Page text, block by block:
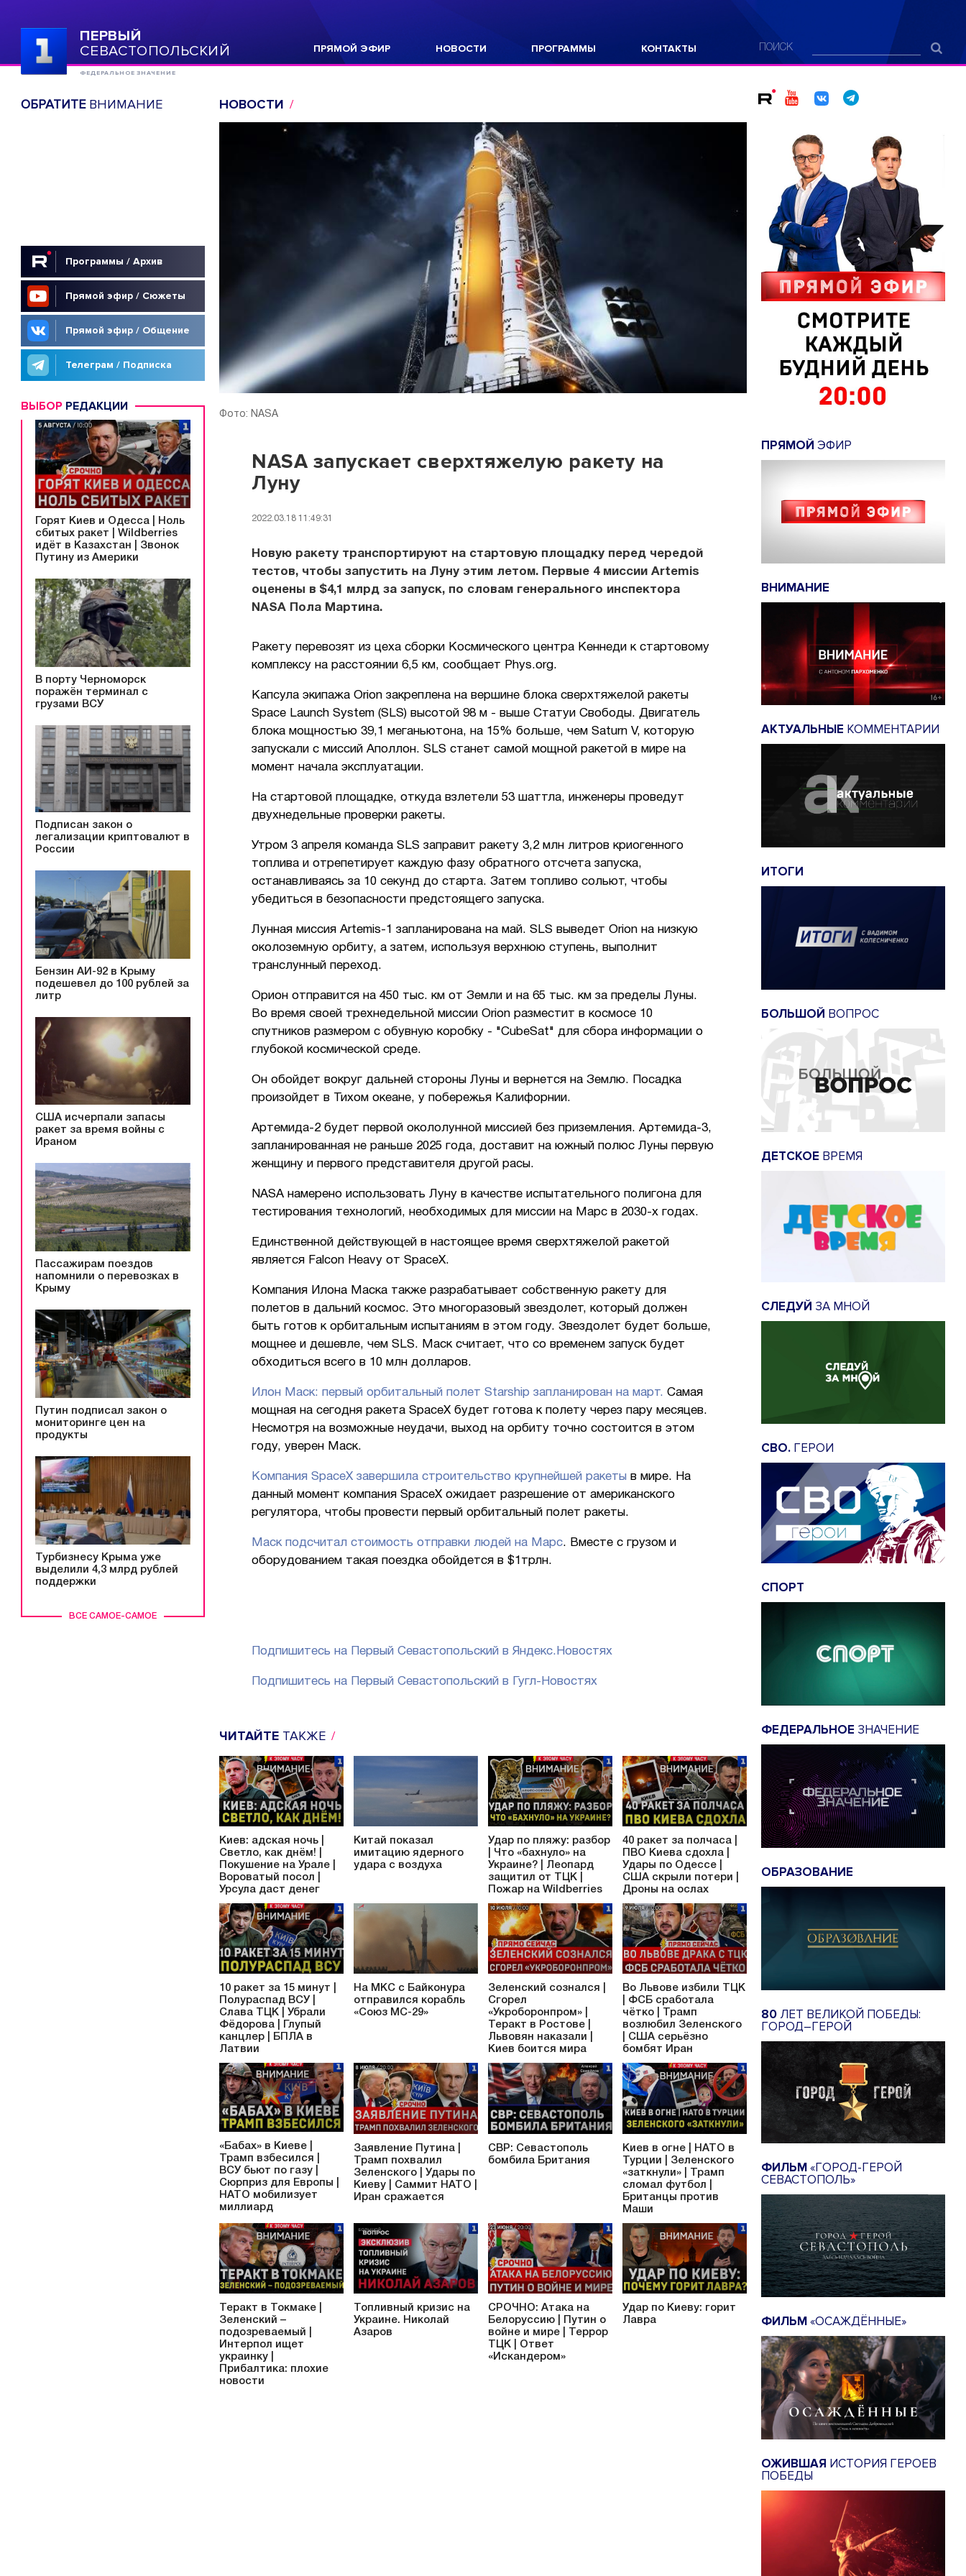
ПЕРВЫЙ
СЕВАСТОПОЛЬСКИЙ
ФЕДЕРАЛЬНОЕ ЗНАЧЕНИЕ
ПРЯМОЙ ЭФИР НОВОСТИ ПРОГРАММЫ КОНТАКТЫ ПОИСК
ОБРАТИТЕВНИМАНИЕ
Программы / Архив
Прямой эфир / Сюжеты
Прямой эфир / Общение
Телеграм / Подписка
ВЫБОР РЕДАКЦИИ
ВСЕ САМОЕ-САМОЕ
Горят Киев и Одесса | Ноль
сбитых ракет | Wildberries
идёт в Казахстан | Звонок
Путину из Америки
В порту Черноморск
поражён терминал с
грузами ВСУ
Подписан закон о
легализации криптовалют в
России
Бензин АИ-92 в Крыму
подешевел до 100 рублей за
литр
США исчерпали запасы
ракет за время войны с
Ираном
Пассажирам поездов
напомнили о перевозках в
Крыму
Путин подписал закон о
мониторинге цен на
продукты
Турбизнесу Крыма уже
выделили 4,3 млрд рублей
поддержки
НОВОСТИ
Фото: NASA
NASA запускает сверхтяжелую ракету на
Луну
2022.03.18 11:49:31
Новую ракету транспортируют на стартовую площадку перед чередой
тестов, чтобы запустить на Луну этим летом. Первые 4 миссии Artemis
оценены в $4,1 млрд за запуск, по словам генерального инспектора
NASA Пола Мартина.
Ракету перевозят из цеха сборки Космического центра Кеннеди к стартовому
комплексу на расстоянии 6,5 км, сообщает Phys.org.
Капсула экипажа Orion закреплена на вершине блока сверхтяжелой ракеты
Space Launch System (SLS) высотой 98 м - выше Статуи Свободы. Двигатель
блока мощностью 39,1 меганьютона, на 15% больше, чем Saturn V, которую
запускали с миссий Аполлон. SLS станет самой мощной ракетой в мире на
момент начала эксплуатации.
На стартовой площадке, откуда взлетели 53 шаттла, инженеры проведут
двухнедельные проверки ракеты.
Утром 3 апреля команда SLS заправит ракету 3,2 млн литров криогенного
топлива и отрепетирует каждую фазу обратного отсчета запуска,
останавливаясь за 10 секунд до старта. Затем топливо сольют, чтобы
убедиться в безопасности предстоящего запуска.
Лунная миссия Artemis-1 запланирована на май. SLS выведет Orion на низкую
околоземную орбиту, а затем, используя верхнюю ступень, выполнит
транслунный переход.
Орион отправится на 450 тыс. км от Земли и на 65 тыс. км за пределы Луны.
Во время своей трехнедельной миссии Orion разместит в космосе 10
спутников размером с обувную коробку - "CubeSat" для сбора информации о
глубокой космической среде.
Он обойдет вокруг дальней стороны Луны и вернется на Землю. Посадка
произойдет в Тихом океане, у побережья Калифорнии.
Артемида-2 будет первой окололунной миссией без приземления. Артемида-3,
запланированная не раньше 2025 года, доставит на южный полюс Луны первую
женщину и первого представителя другой расы.
NASA намерено использовать Луну в качестве испытательного полигона для
тестирования технологий, необходимых для миссии на Марс в 2030-х годах.
Единственной действующей в настоящее время сверхтяжелой ракетой
является Falcon Heavy от SpaceX.
Компания Илона Маска также разрабатывает собственную ракету для
полетов в дальний космос. Это многоразовый звездолет, который должен
быть готов к орбитальным испытаниям в этом году. Звездолет будет больше,
мощнее и дешевле, чем SLS. Маск считает, что со временем запуск будет
обходиться всего в 10 млн долларов.
Илон Маск: первый орбитальный полет Starship запланирован на март. Самая
мощная на сегодня ракета SpaceX будет готова к полету через пару месяцев.
Несмотря на возможные неудачи, выход на орбиту точно состоится в этом
году, уверен Маск.
Компания SpaceX завершила строительство крупнейшей ракеты в мире. На
данный момент компания SpaceX ожидает разрешение от американского
регулятора, чтобы провести первый орбитальный полет ракеты.
Маск подсчитал стоимость отправки людей на Марс. Вместе с грузом и
оборудованием такая поездка обойдется в $1трлн.
Подпишитесь на Первый Севастопольский в Яндекс.Новостях
Подпишитесь на Первый Севастопольский в Гугл-Новостях
ЧИТАЙТЕ ТАКЖЕ
Киев: адская ночь |
Светло, как днём! |
Покушение на Урале |
Вороватый посол |
Урсула даст денег
Китай показал
имитацию ядерного
удара с воздуха
Удар по пляжу: разбор
| Что «бахнуло» на
Украине? | Леопард
защитил от ТЦК |
Пожар на Wildberries
40 ракет за полчаса |
ПВО Киева сдохла |
Удары по Одессе |
США скрыли потери |
Дроны на ослах
10 ракет за 15 минут |
Полураспад ВСУ |
Слава ТЦК | Убрали
Фёдорова | Глупый
канцлер | БПЛА в
Латвии
На МКС с Байконура
отправился корабль
«Союз МС-29»
Зеленский сознался |
Сгорел
«Укроборонпром» |
Теракт в Ростове |
Львовян наказали |
Киев боится мира
Во Львове избили ТЦК
| ФСБ сработала
чётко | Трамп
возлюбил Зеленского
| США серьёзно
бомбят Иран
«Бабах» в Киеве |
Трамп взбесился |
ВСУ бьют по газу |
Сюрприз для Европы |
НАТО мобилизует
миллиард
Заявление Путина |
Трамп похвалил
Зеленского | Удары по
Киеву | Саммит НАТО |
Иран сражается
СВР: Севастополь
бомбила Британия
Киев в огне | НАТО в
Турции | Зеленского
«заткнули» | Трамп
сломал футбол |
Британцы против
Маши
Теракт в Токмаке |
Зеленский –
подозреваемый |
Интерпол ищет
украинку |
Прибалтика: плохие
новости
Топливный кризис на
Украине. Николай
Азаров
СРОЧНО: Атака на
Белоруссию | Путин о
войне и мире | Террор
ТЦК | Ответ
«Искандером»
Удар по Киеву: горит
Лавра
ПРЯМОЙ ЭФИР
ВНИМАНИЕ
АКТУАЛЬНЫЕ КОММЕНТАРИИ
ИТОГИ
БОЛЬШОЙ ВОПРОС
ДЕТСКОЕ ВРЕМЯ
СЛЕДУЙ ЗА МНОЙ
СВО. ГЕРОИ
СПОРТ
ФЕДЕРАЛЬНОЕ ЗНАЧЕНИЕ
ОБРАЗОВАНИЕ
80 ЛЕТ ВЕЛИКОЙ ПОБЕДЫ:
ГОРОД–ГЕРОЙ
ФИЛЬМ«ГОРОД-ГЕРОЙ
СЕВАСТОПОЛЬ»
ФИЛЬМ«ОСАЖДЁННЫЕ»
ОЖИВШАЯ ИСТОРИЯ ГЕРОЕВ
ПОБЕДЫ